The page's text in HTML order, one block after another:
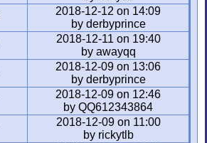
2018-12-12 on 14:09
by derbyprince
2018-12-11 on 19:40
by awayqq
2018-12-09 on 13:06
by derbyprince
2018-12-09 on 12:46
by QQ612343864
2018-12-09 on 11:00
by rickytlb